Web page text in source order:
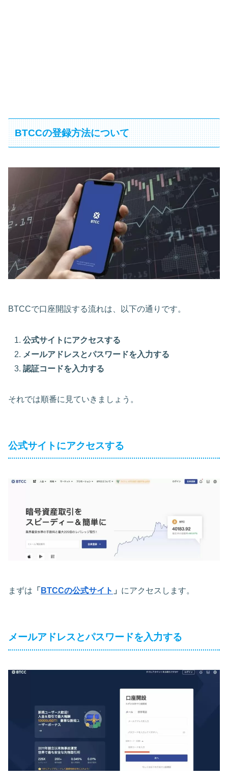
BTCCの登録方法について
BTCCで口座開設する流れは、以下の通りです。
公式サイトにアクセスする
メールアドレスとパスワードを入力する
認証コードを入力する
それでは順番に見ていきましょう。
公式サイトにアクセスする
まずは 「 BTCCの公式サイト 」 にアクセスします。
メールアドレスとパスワードを入力する